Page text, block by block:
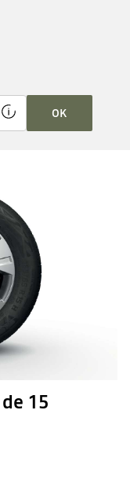
OK
15